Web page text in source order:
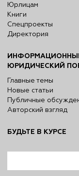
Юрлицам
Книги
Спецпроекты
Директория
ЮРИДИЧЕСКИЙ
Главные темы
Новые статьи
Публичные
Авторский взгляд
БУДЬТЕ В КУРСЕ